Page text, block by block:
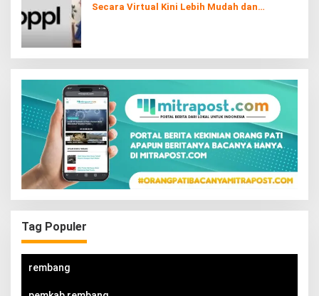
Secara Virtual Kini Lebih Mudah dan
Tag Populer
rembang